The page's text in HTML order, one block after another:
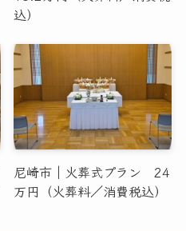
込）
尼崎市｜火葬式プラン 24
万円（火葬料／消費税込）